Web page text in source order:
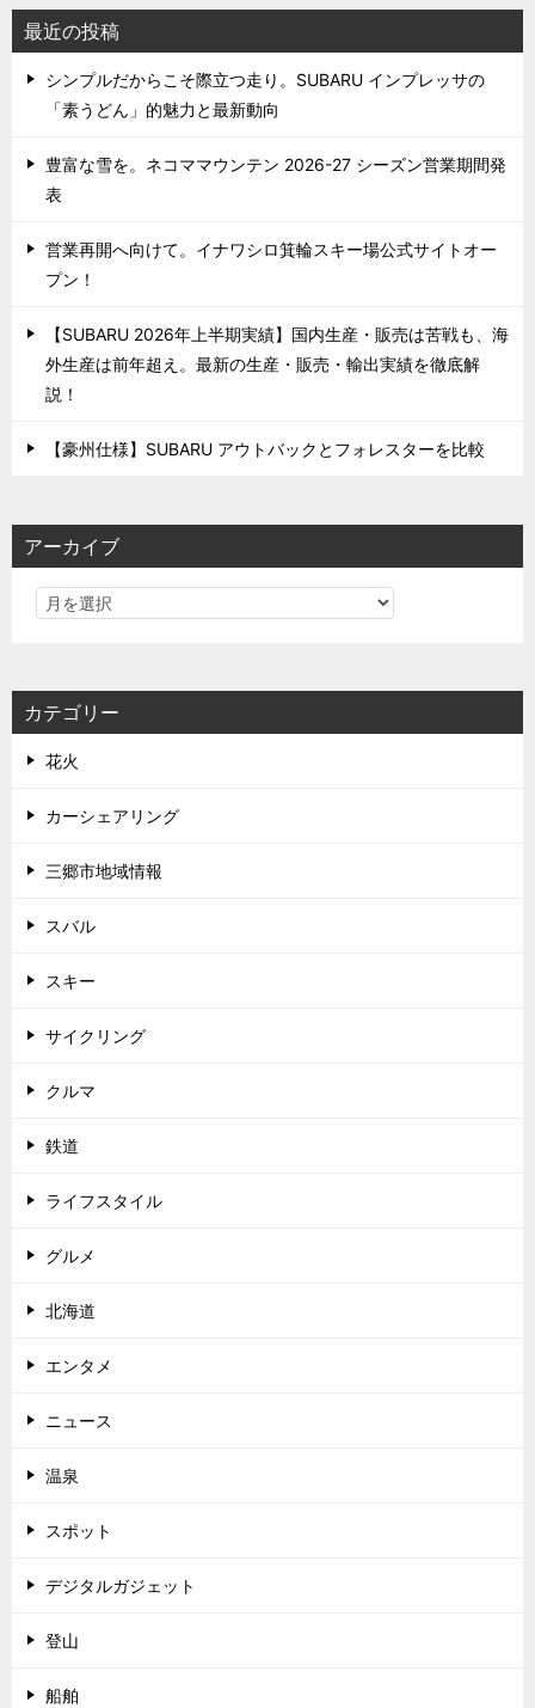
最近の投稿
シンプルだからこそ際立つ走り。SUBARU インプレッサの
「素うどん」的魅力と最新動向
豊富な雪を。ネコママウンテン 2026-27 シーズン営業期間発
表
営業再開へ向けて。イナワシロ箕輪スキー場公式サイトオー
プン！
【SUBARU 2026年上半期実績】国内生産・販売は苦戦も、海
外生産は前年超え。最新の生産・販売・輸出実績を徹底解
説！
【豪州仕様】SUBARU アウトバックとフォレスターを比較
アーカイブ
カテゴリー
花火
カーシェアリング
三郷市地域情報
スバル
スキー
サイクリング
クルマ
鉄道
ライフスタイル
グルメ
北海道
エンタメ
ニュース
温泉
スポット
デジタルガジェット
登山
船舶